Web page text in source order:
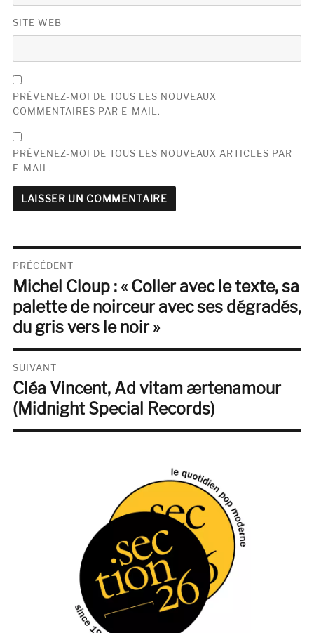
SITE WEB
PRÉVENEZ-MOI DE TOUS LES NOUVEAUX
COMMENTAIRES PAR E-MAIL.
PRÉVENEZ-MOI DE TOUS LES NOUVEAUX ARTICLES PAR
E-MAIL.
Navigation
de
l’article
PRÉCÉDENT
Publication
précédente :
Michel Cloup : « Coller avec le texte, sa
palette de noirceur avec ses dégradés,
du gris vers le noir »
SUIVANT
Publication
suivante :
Cléa Vincent, Ad vitam ærtenamour
(Midnight Special Records)